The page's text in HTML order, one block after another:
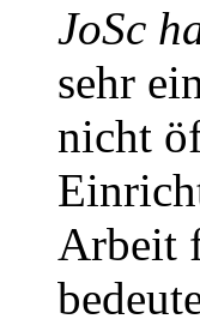
JoSc
sehr
nicht
Arbeit